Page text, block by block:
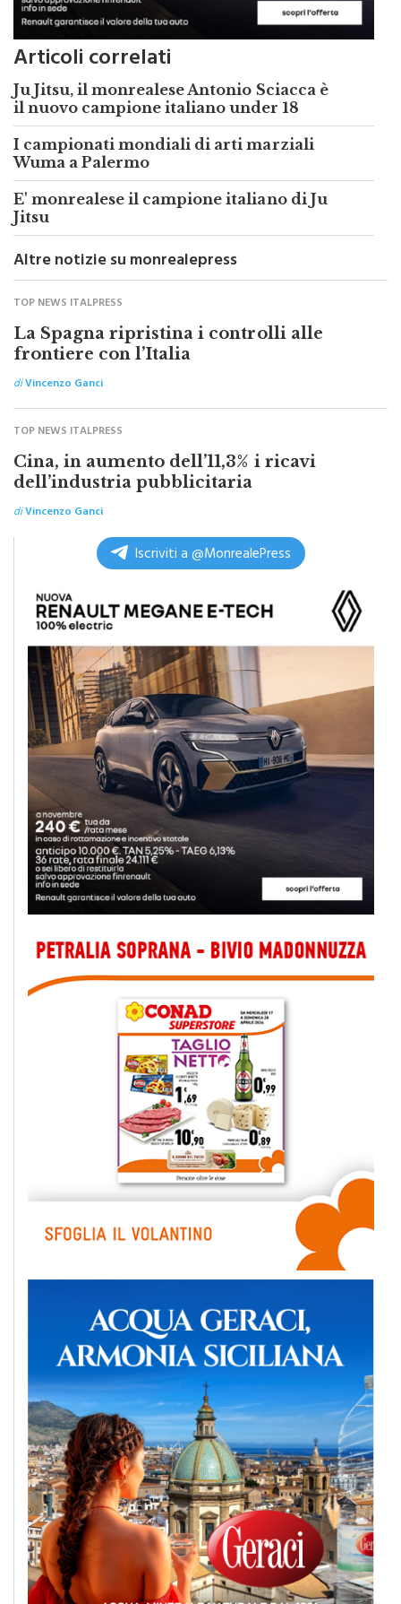
Articoli correlati
Ju Jitsu, il monrealese Antonio Sciacca è
il nuovo campione italiano under 18
I campionati mondiali di arti marziali
Wuma a Palermo
E' monrealese il campione italiano di Ju
Jitsu
Altre notizie su monrealepress
TOP NEWS ITALPRESS
La Spagna ripristina i controlli alle
frontiere con l’Italia
diVincenzo Ganci
TOP NEWS ITALPRESS
Cina, in aumento dell’11,3% i ricavi
dell’industria pubblicitaria
di
Vincenzo Ganci